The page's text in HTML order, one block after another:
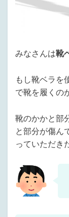
みなさんは靴
もし靴ベラを
で靴を履くの
靴のかかと部
と部分が傷ん
っていただき